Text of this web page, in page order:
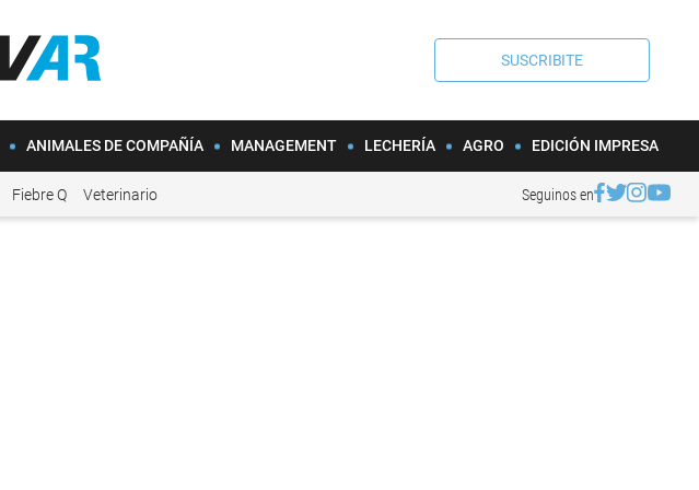
SUSCRIBITE
ANIMALES DE COMPAÑÍA MANAGEMENT LECHERÍA AGRO EDICIÓN IMPRESA
Fiebre Q Veterinario Seguinos en